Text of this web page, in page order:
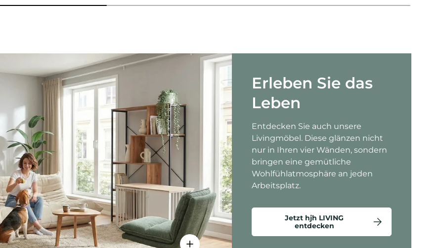
Einzelheiten anzeigen - Criss-Cross 20 - Loungesessel
- AMIO H - Büroschrank
anzeigen - Sitzolo 2 - Loungesessel
Erleben Sie das
Leben
Entdecken Sie auch unsere
Livingmöbel. Diese glänzen nicht
nur in Ihren vier Wänden, sondern
bringen eine gemütliche
Wohlfühlatmosphäre an jeden
Arbeitsplatz.
Jetzt hjh LIVING
entdecken